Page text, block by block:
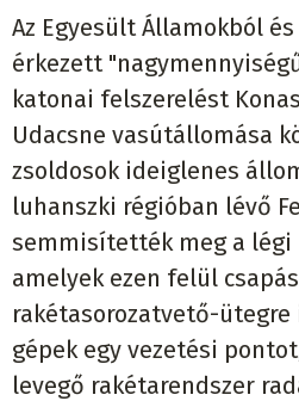
Az Egyesült Államokból
érkezett
katonai felszerelést
Udacsne vasútállomása
zsoldosok ideiglenes
luhanszki régióban lévő
semmisítették meg a
amelyek ezen felül
rakétasorozatvető-ütegre
gépek egy vezetési
levegő rakétarendszer